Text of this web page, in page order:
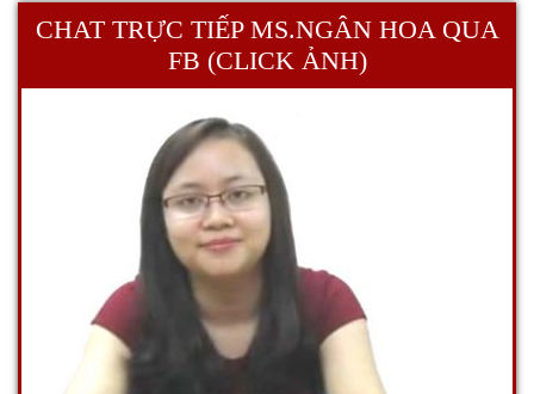
CHAT TRỰC TIẾP MS.NGÂN HOA QUA
FB (CLICK ẢNH)